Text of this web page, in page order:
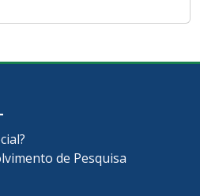
de Pesquisa